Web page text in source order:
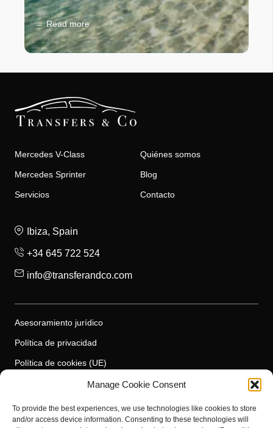
Manage Cookie Consent
To provide the best experiences, we use technologies like cookies to store
and/or access device information. Consenting to these technologies will
Read more
Mercedes V-Class
Mercedes Sprinter
Servicios
Quiénes somos
Blog
Contacto
Ibiza, Spain
+34 645 722 524
info@transferandco.com
Asesoramiento jurídico
Política de privacidad
Política de cookies (UE)